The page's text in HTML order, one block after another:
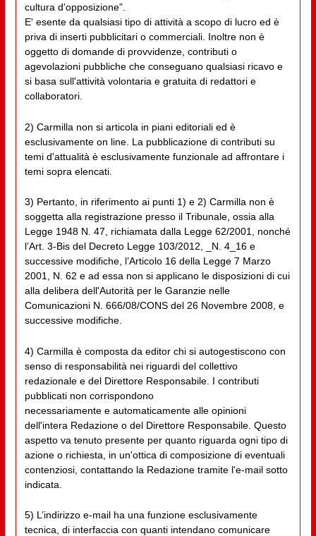
cultura d'opposizione”.
E' esente da qualsiasi tipo di attività a scopo di lucro ed è
priva di inserti pubblicitari o commerciali. Inoltre non è
oggetto di domande di provvidenze, contributi o
agevolazioni pubbliche che conseguano qualsiasi ricavo e
si basa sull'attività volontaria e gratuita di redattori e
collaboratori.
2) Carmilla non si articola in piani editoriali ed è
esclusivamente on line. La pubblicazione di contributi su
temi d'attualità è esclusivamente funzionale ad affrontare i
temi sopra elencati.
3) Pertanto, in riferimento ai punti 1) e 2) Carmilla non è
soggetta alla registrazione presso il Tribunale, ossia alla
Legge 1948 N. 47, richiamata dalla Legge 62/2001, nonché
l’Art. 3-Bis del Decreto Legge 103/2012, _N. 4_16 e
successive modifiche, l’Articolo 16 della Legge 7 Marzo
2001, N. 62 e ad essa non si applicano le disposizioni di cui
alla delibera dell'Autorità per le Garanzie nelle
Comunicazioni N. 666/08/CONS del 26 Novembre 2008, e
successive modifiche.
4) Carmilla è composta da editor chi si autogestiscono con
senso di responsabilità nei riguardi del collettivo
redazionale e del Direttore Responsabile. I contributi
pubblicati non corrispondono
necessariamente e automaticamente alle opinioni
dell'intera Redazione o del Direttore Responsabile. Questo
aspetto va tenuto presente per quanto riguarda ogni tipo di
azione o richiesta, in un'ottica di composizione di eventuali
contenziosi, contattando la Redazione tramite l'e-mail sotto
indicata.
5) L’indirizzo e-mail ha una funzione esclusivamente
tecnica, di interfaccia con quanti intendano comunicare